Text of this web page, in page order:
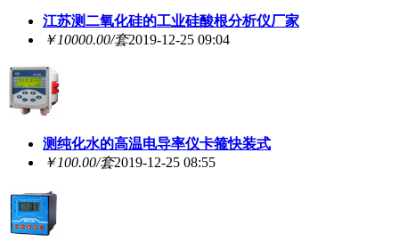
江苏测二氧化硅的工业硅酸根分析仪厂家
￥10000.00/套2019-12-25 09:04
测纯化水的高温电导率仪卡箍快装式
￥100.00/套2019-12-25 08:55